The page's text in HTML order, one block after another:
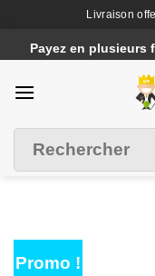
Livraison
au
contenu
Payez en plusieurs
pour :
Promo !